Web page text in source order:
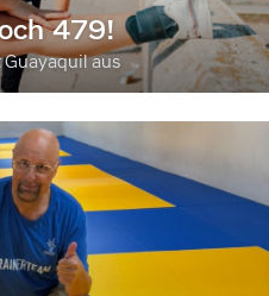
479!
Guayaquil aus